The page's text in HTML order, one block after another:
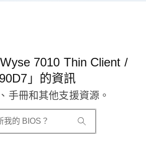
7010 Thin Client /
」的資訊
手冊和其他支援資源。